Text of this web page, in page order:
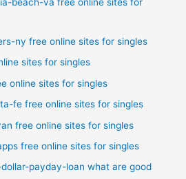
ny free online sites for singles
sites for singles
online sites for singles
fe free online sites for singles
free online sites for singles
free online sites for singles
payday-loan what are good